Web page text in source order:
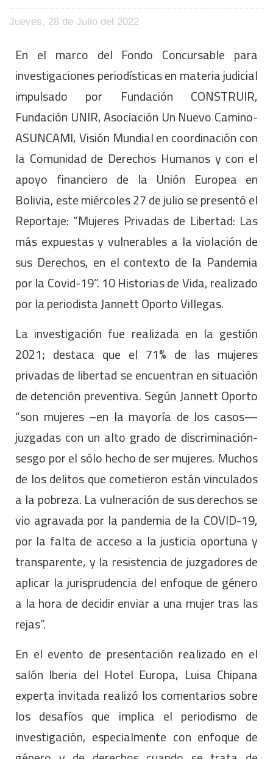
Jueves, 28 de Julio del 2022
En el marco del Fondo Concursable para
investigaciones periodísticas en materia judicial
impulsado por Fundación CONSTRUIR,
Fundación UNIR, Asociación Un Nuevo Camino-
ASUNCAMI, Visión Mundial en coordinación con
la Comunidad de Derechos Humanos y con el
apoyo financiero de la Unión Europea en
Bolivia, este miércoles 27 de julio se presentó el
Reportaje: “Mujeres Privadas de Libertad: Las
más expuestas y vulnerables a la violación de
sus Derechos, en el contexto de la Pandemia
por la Covid-19”. 10 Historias de Vida, realizado
por la periodista Jannett Oporto Villegas.
La investigación fue realizada en la gestión
2021; destaca que el 71% de las mujeres
privadas de libertad se encuentran en situación
de detención preventiva. Según Jannett Oporto
“son mujeres –en la mayoría de los casos—
juzgadas con un alto grado de discriminación-
sesgo por el sólo hecho de ser mujeres. Muchos
de los delitos que cometieron están vinculados
a la pobreza. La vulneración de sus derechos se
vio agravada por la pandemia de la COVID-19,
por la falta de acceso a la justicia oportuna y
transparente, y la resistencia de juzgadores de
aplicar la jurisprudencia del enfoque de género
a la hora de decidir enviar a una mujer tras las
rejas”.
En el evento de presentación realizado en el
salón Iberia del Hotel Europa, Luisa Chipana
experta invitada realizó los comentarios sobre
los desafíos que implica el periodismo de
investigación, especialmente con enfoque de